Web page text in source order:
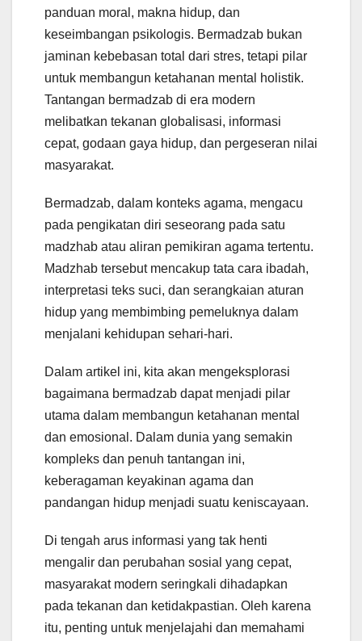
panduan moral, makna hidup, dan
keseimbangan psikologis. Bermadzab bukan
jaminan kebebasan total dari stres, tetapi pilar
untuk membangun ketahanan mental holistik.
Tantangan bermadzab di era modern
melibatkan tekanan globalisasi, informasi
cepat, godaan gaya hidup, dan pergeseran nilai
masyarakat.
Bermadzab, dalam konteks agama, mengacu
pada pengikatan diri seseorang pada satu
madzhab atau aliran pemikiran agama tertentu.
Madzhab tersebut mencakup tata cara ibadah,
interpretasi teks suci, dan serangkaian aturan
hidup yang membimbing pemeluknya dalam
menjalani kehidupan sehari-hari.
Dalam artikel ini, kita akan mengeksplorasi
bagaimana bermadzab dapat menjadi pilar
utama dalam membangun ketahanan mental
dan emosional. Dalam dunia yang semakin
kompleks dan penuh tantangan ini,
keberagaman keyakinan agama dan
pandangan hidup menjadi suatu keniscayaan.
Di tengah arus informasi yang tak henti
mengalir dan perubahan sosial yang cepat,
masyarakat modern seringkali dihadapkan
pada tekanan dan ketidakpastian. Oleh karena
itu, penting untuk menjelajahi dan memahami